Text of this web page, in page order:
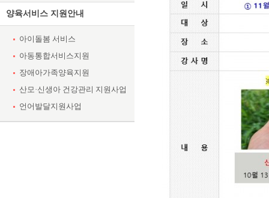
양육서비스 지원안내
아이돌봄 서비스
아동통합서비스지원
장애아가족양육지원
산모·신생아 건강관리 지원사업
언어발달지원사업